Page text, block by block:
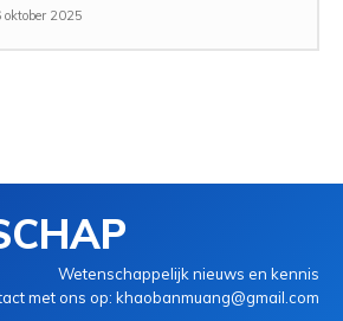
oktober 2025
Wetenschappelijk nieuws en kennis
met ons op: khaobanmuang@gmail.com